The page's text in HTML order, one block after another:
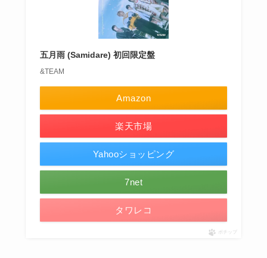
五月雨 (Samidare) 初回限定盤
&TEAM
Amazon
楽天市場
Yahooショッピング
7net
タワレコ
ポチップ